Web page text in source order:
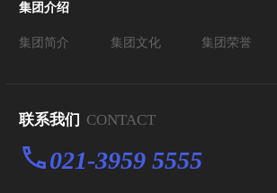
集团介绍
集团简介 集团文化 集团荣誉
联系我们 CONTACT
021-3959 5555